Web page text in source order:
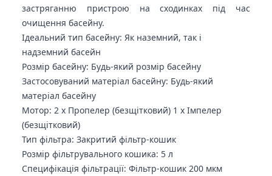
застряганню пристрою на сходинках під час
очищення басейну.
Ідеальний тип басейну: Як наземний, так і
надземний басейн
Розмір басейну: Будь-який розмір басейну
Застосовуваний матеріал басейну: Будь-який
матеріал басейну
Мотор: 2 x Пропелер (безщітковий) 1 x Імпелер
(безщітковий)
Тип фільтра: Закритий фільтр-кошик
Розмір фільтрувального кошика: 5 л
Специфікація фільтрації: Фільтр-кошик 200 мкм